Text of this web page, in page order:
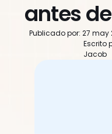
antes
Publicado por: 27 may
Escrito
Jacob